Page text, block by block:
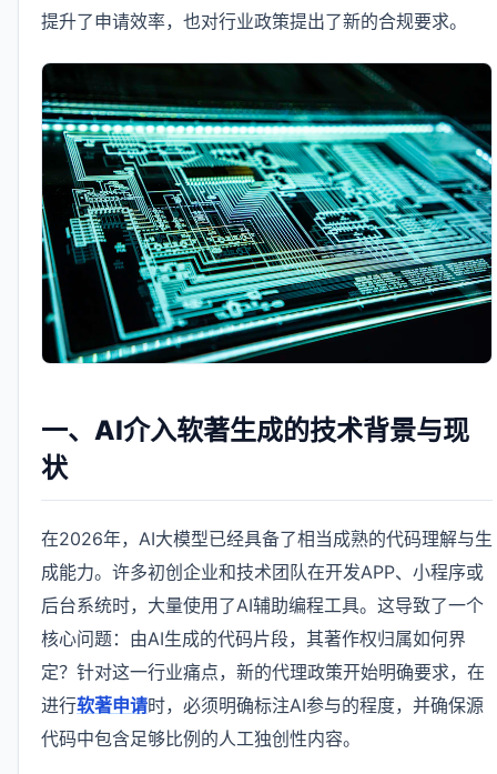
提升了申请效率，也对行业政策提出了新的合规要求。
一、AI介入软著生成的技术背景与现
状
在2026年，AI大模型已经具备了相当成熟的代码理解与生
成能力。许多初创企业和技术团队在开发APP、小程序或
后台系统时，大量使用了AI辅助编程工具。这导致了一个
核心问题：由AI生成的代码片段，其著作权归属如何界
定？针对这一行业痛点，新的代理政策开始明确要求，在
进行软著申请时，必须明确标注AI参与的程度，并确保源
代码中包含足够比例的人工独创性内容。